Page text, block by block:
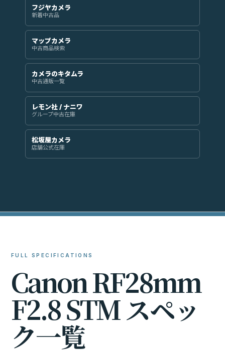
フジヤカメラ
新着中古品
マップカメラ
中古商品検索
カメラのキタムラ
中古通販一覧
レモン社 / ナニワ
グループ中古在庫
松坂屋カメラ
店舗公式在庫
FULL SPECIFICATIONS
CanonRF28mm
F2.8STMスペッ
ク一覧